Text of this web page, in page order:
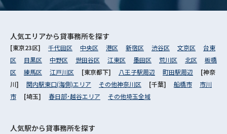
人気エリアから貸事務所を探す
[東京23区] 千代田区 中央区 港区 新宿区 渋谷区 文京区
台東
区
目黒区 中野区 世田谷区 江東区 墨田区 荒川区 北区
板橋
区
練馬区 江戸川区 [東京都下] 八王子駅周辺 町田駅周辺
[神奈
川] 関内駅東口(海側)エリア その他神奈川区 [千葉] 船橋市
市川
市
[埼玉] 春日部･越谷エリア その他埼玉全域
人気駅から貸事務所を探す